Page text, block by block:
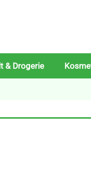
& Drogerie